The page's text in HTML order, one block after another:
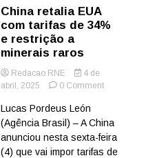
China retalia EUA
com tarifas de 34%
e restrição a
minerais raros
Redacao RNE
4 de
abril, 2025
0 Commenton
EUA
com
tarifas
Lucas Pordeus León
(Agência Brasil) – A China
anunciou nesta sexta-feira
(4) que vai impor tarifas de